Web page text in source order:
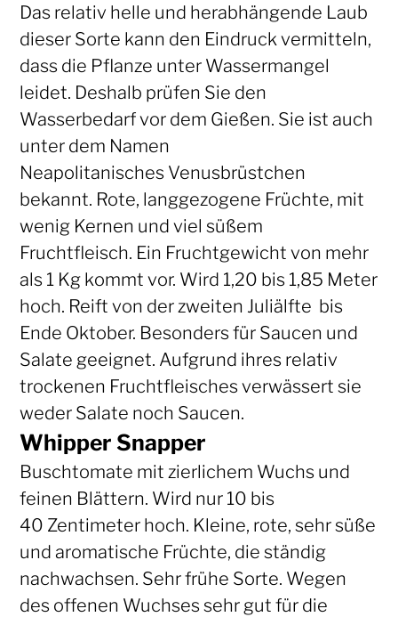
Das relativ helle und herabhängende Laub
dieser Sorte kann den Eindruck vermitteln,
dass die Pflanze unter Wassermangel
leidet. Deshalb prüfen Sie den
Wasserbedarf vor dem Gießen. Sie ist auch
unter dem Namen
Neapolitanisches Venusbrüstchen
bekannt. Rote, langgezogene Früchte, mit
wenig Kernen und viel süßem
Fruchtfleisch. Ein Fruchtgewicht von mehr
als 1 Kg kommt vor. Wird 1,20 bis 1,85 Meter
hoch. Reift von der zweiten Juliälfte bis
Ende Oktober. Besonders für Saucen und
Salate geeignet. Aufgrund ihres relativ
trockenen Fruchtfleisches verwässert sie
weder Salate noch Saucen.
Whipper Snapper
Buschtomate mit zierlichem Wuchs und
feinen Blättern. Wird nur 10 bis
40 Zentimeter hoch. Kleine, rote, sehr süße
und aromatische Früchte, die ständig
nachwachsen. Sehr frühe Sorte. Wegen
des offenen Wuchses sehr gut für die